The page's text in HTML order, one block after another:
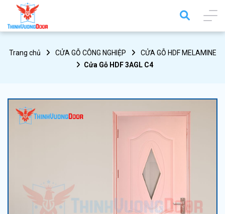
Trang chủ CỬA GỖ CÔNG NGHIỆP
CỬA GỖ HDF MELAMINE
Cửa Gỗ HDF 3AGL C4